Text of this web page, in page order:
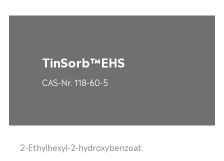
TinSorb™EHS
CAS-Nr. 118-60-5
2-Ethylhexyl-2-hydroxybenzoat.